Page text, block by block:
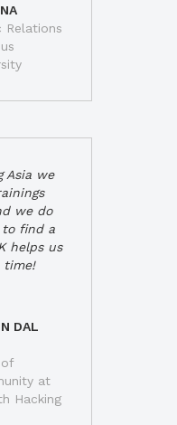
Relations
Asia we
we do
find a
helps us
time!
DAL
of
at
Hacking